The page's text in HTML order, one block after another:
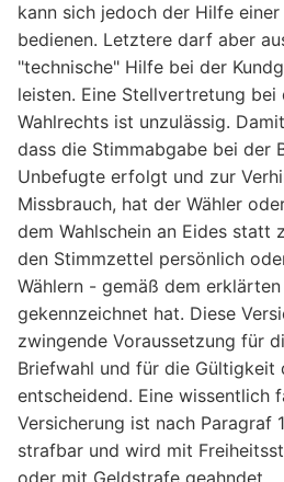
kann sich jedoch der Hilfe
bedienen. Letztere darf aber
"technische" Hilfe bei der
leisten. Eine Stellvertretung bei
Wahlrechts ist unzulässig.
dass die Stimmabgabe bei der
Unbefugte erfolgt und zur
Missbrauch, hat der Wähler
dem Wahlschein an Eides statt
den Stimmzettel persönlich
Wählern - gemäß dem
gekennzeichnet hat. Diese
zwingende Voraussetzung für
Briefwahl und für die Gültigkeit
entscheidend. Eine wissentlich
Versicherung ist nach Paragraf
strafbar und wird mit